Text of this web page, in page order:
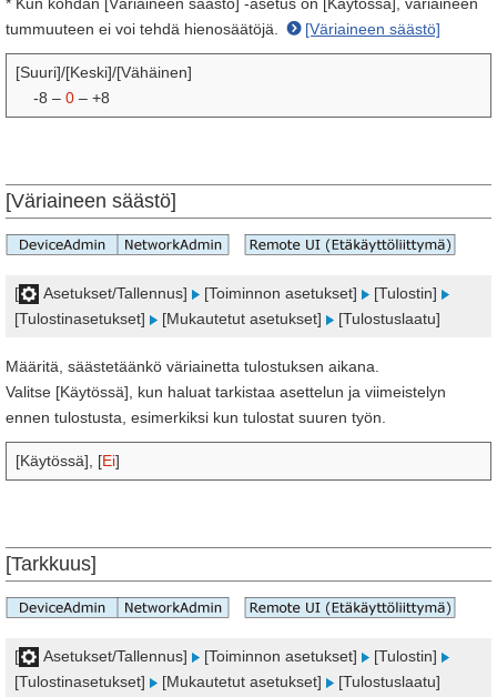
tummuuteen ei voi tehdä hienosäätöjä.
[Väriaineen säästö]
[Suuri]/[Keski]/[Vähäinen]
-8 – 0 – +8
[Väriaineen säästö]
[ Asetukset/Tallennus] [Toiminnon asetukset]
[Tulostin]
[Tulostinasetukset]
[Mukautetut asetukset] [Tulostuslaatu]
Määritä, säästetäänkö väriainetta tulostuksen aikana.
Valitse [Käytössä], kun haluat tarkistaa asettelun ja viimeistelyn
ennen tulostusta, esimerkiksi kun tulostat suuren työn.
[Käytössä], [Ei]
[Tarkkuus]
[ Asetukset/Tallennus] [Toiminnon asetukset]
[Tulostin]
[Tulostinasetukset]
[Mukautetut asetukset] [Tulostuslaatu]